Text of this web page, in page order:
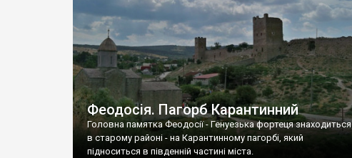
Феодосія. Пагорб Карантинний
Головна памятка Феодосії - Генуезька фортеця знаходиться
в старому районі - на Карантинному пагорбі, який
підноситься в південній частині міста.